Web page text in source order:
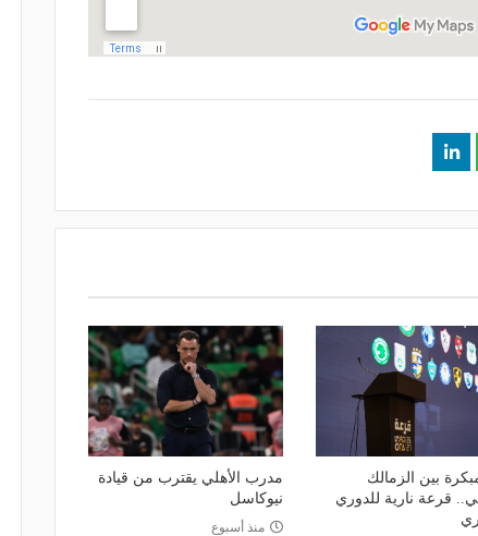
بين الزمالك
قرعة نارية للدوري
مدرب الأهلي يقترب من قيادة
نيوكاسل
منذ أسبوع